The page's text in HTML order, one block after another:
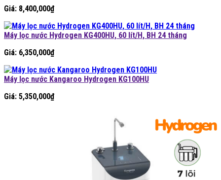
Giá: 8,400,000₫
Máy lọc nước Hydrogen KG400HU, 60 lít/H, BH 24 tháng
Giá: 6,350,000₫
Máy lọc nước Kangaroo Hydrogen KG100HU
Giá: 5,350,000₫